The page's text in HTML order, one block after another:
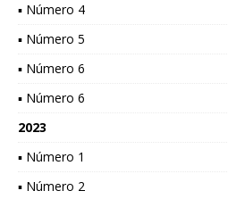
▪ Número 4
▪ Número 5
▪ Número 6
▪ Número 6
2023
▪ Número 1
▪ Número 2